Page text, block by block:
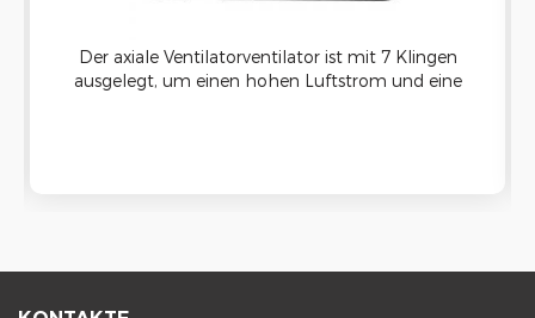
Der axiale Ventilatorventilator ist mit 7 Klingen
ausgelegt, um einen hohen Luftstrom und eine